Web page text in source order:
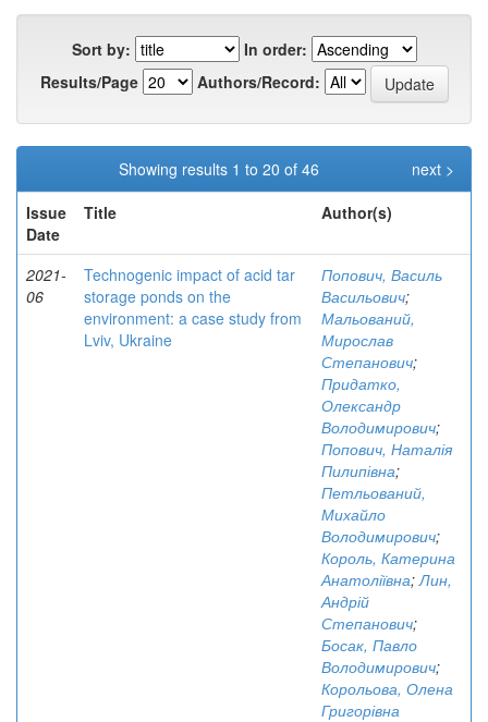
Sort by:
In order:
Results/Page
Authors/Record:
Showing results 1 to 20 of 46
next >
Issue
Date
Title Author(s)
2021-
06
Technogenic impact of acid tar
storage ponds on the
environment: a case study from
Lviv, Ukraine
Попович, Василь
Васильович;
Мальований,
Мирослав
Степанович;
Придатко,
Олександр
Володимирович;
Попович, Наталія
Пилипівна;
Петльований,
Михайло
Володимирович;
Король, Катерина
Анатоліївна;Лин,
Андрій
Степанович;
Босак, Павло
Володимирович;
Корольова, Олена
Григорівна